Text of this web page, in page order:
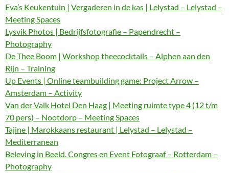
Eva’s Keukentuin | Vergaderen in de kas | Lelystad – Lelystad –
Meeting Spaces
Lysvik Photos | Bedrijfsfotografie – Papendrecht –
Photography
De Thee Boom | Workshop theecocktails – Alphen aan den
Rijn – Training
Up Events | Online teambuilding game: Project Arrow –
Amsterdam – Activity
Van der Valk Hotel Den Haag | Meeting ruimte type 4 (12 t/m
70 pers) – Nootdorp – Meeting Spaces
Tajine | Marokkaans restaurant | Lelystad – Lelystad –
Mediterranean
Beleving in Beeld. Congres en Event Fotograaf – Rotterdam –
Photography